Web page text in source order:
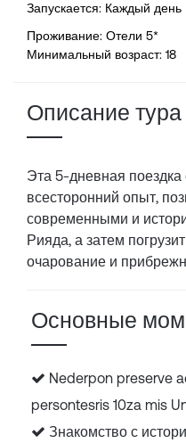
Запускается: Каждый день
Проживание: Отели 5*
Минимальный возраст: 18
Описание тура
Эта 5-дневная поездка
всесторонний опыт,
современными и
Рияда, а затем
очарование и
Основные
Nederpon preserve
persontesris 10za mis
Знакомство с